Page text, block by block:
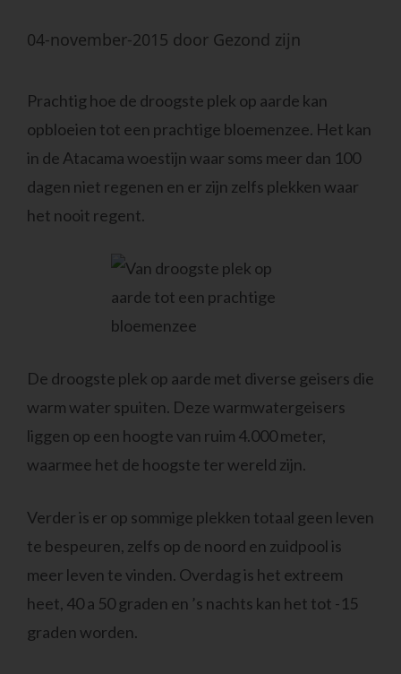
04-november-2015 door Gezond zijn
Prachtig hoe de droogste plek op aarde kan
opbloeien tot een prachtige bloemenzee. Het kan
in de Atacama woestijn waar soms meer dan 100
dagen niet regenen en er zijn zelfs plekken waar
het nooit regent.
De droogste plek op aarde met diverse geisers die
warm water spuiten. Deze warmwatergeisers
liggen op een hoogte van ruim 4.000 meter,
waarmee het de hoogste ter wereld zijn.
Verder is er op sommige plekken totaal geen leven
te bespeuren, zelfs op de noord en zuidpool is
meer leven te vinden. Overdag is het extreem
heet, 40 a 50 graden en ’s nachts kan het tot -15
graden worden.